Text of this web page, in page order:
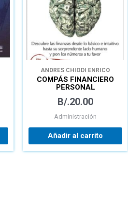
ANDRES CHIODI ENRICO
COMPÁS FINANCIERO
PERSONAL
B/.20.00
Administración
Añadir al carrito